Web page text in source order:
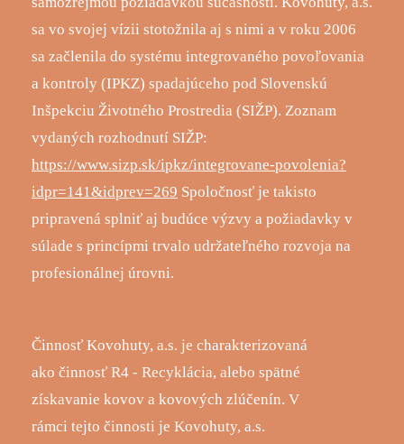
sa vo svojej vízii stotožnila aj s nimi a v roku 2006
sa začlenila do systému integrovaného povoľovania
a kontroly (IPKZ) spadajúceho pod Slovenskú
Inšpekciu Životného Prostredia (SIŽP). Zoznam
vydaných rozhodnutí SIŽP:
https://www.sizp.sk/ipkz/integrovane-povolenia?
idpr=141&idprev=269 Spoločnosť je takisto
pripravená splniť aj budúce výzvy a požiadavky v
súlade s princípmi trvalo udržateľného rozvoja na
profesionálnej úrovni.
Činnosť Kovohuty, a.s. je charakterizovaná
ako činnosť R4 - Recyklácia, alebo spätné
získavanie kovov a kovových zlúčenín. V
rámci tejto činnosti je Kovohuty, a.s.